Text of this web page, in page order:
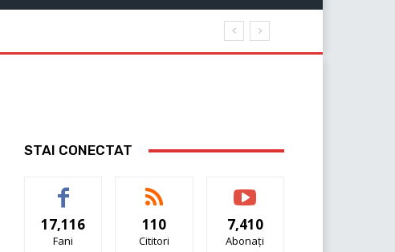
STAI CONECTAT
17,116
Fani
110
Cititori
7,410
Abonați